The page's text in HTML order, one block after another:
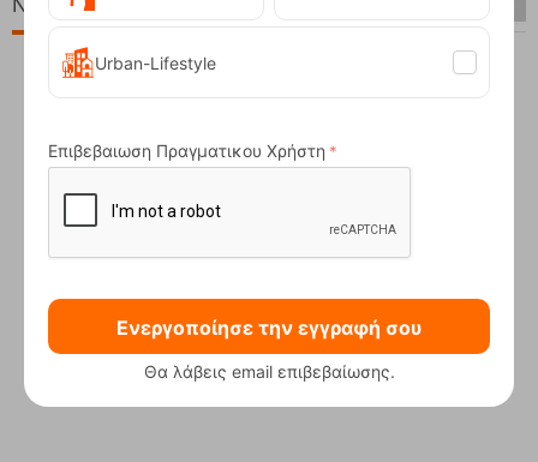
Νέες Παραλαβές
Compact Ocean Blue Τηλεσκοπικά Μπατόν Πεζ...
62,50 €
Urban-Lifestyle
Επιβεβαιωση Πραγματικου Χρήστη
Ενεργοποίησε την εγγραφή σου
Θα λάβεις email επιβεβαίωσης.